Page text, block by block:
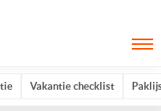
Vakantie checklist